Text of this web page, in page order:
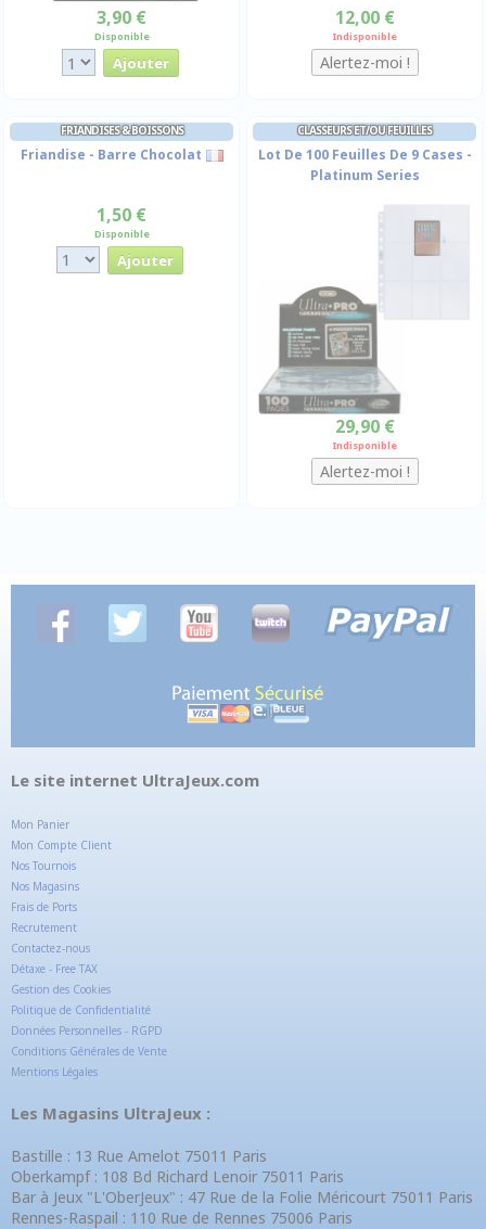
3,90 €
Disponible
12,00 €
Indisponible
FRIANDISES & BOISSONS
Friandise - Barre Chocolat
1,50 €
Disponible
CLASSEURS ET/OU FEUILLES
Lot De 100 Feuilles De 9 Cases -
Platinum Series
29,90 €
Indisponible
Le site internet UltraJeux.com
Mon Panier
Mon Compte Client
Nos Tournois
Nos Magasins
Frais de Ports
Recrutement
Contactez-nous
Détaxe - Free TAX
Gestion des Cookies
Politique de Confidentialité
Données Personnelles - RGPD
Conditions Générales de Vente
Mentions Légales
Les Magasins UltraJeux :
Bastille : 13 Rue Amelot 75011 Paris
Oberkampf : 108 Bd Richard Lenoir 75011 Paris
Bar à Jeux "L'OberJeux" : 47 Rue de la Folie Méricourt 75011 Paris
Rennes-Raspail : 110 Rue de Rennes 75006 Paris